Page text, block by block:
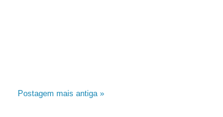
Postagem mais antiga »